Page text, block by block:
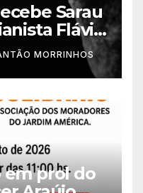
Sarau
Flávio
feira
MORRINHOS
em prol do